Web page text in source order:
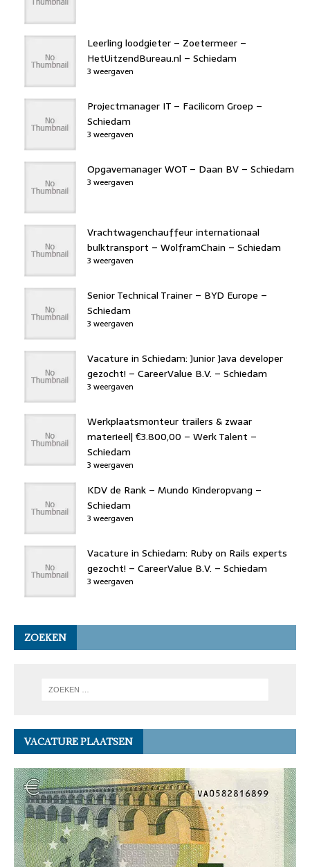
Leerling loodgieter – Zoetermeer –
HetUitzendBureau.nl – Schiedam
3 weergaven
Projectmanager IT – Facilicom Groep –
Schiedam
3 weergaven
Opgavemanager WOT – Daan BV – Schiedam
3 weergaven
Vrachtwagenchauffeur internationaal
bulktransport – WolframChain – Schiedam
3 weergaven
Senior Technical Trainer – BYD Europe –
Schiedam
3 weergaven
Vacature in Schiedam: Junior Java developer
gezocht! – CareerValue B.V. – Schiedam
3 weergaven
Werkplaatsmonteur trailers & zwaar
materieel| €3.800,00 – Werk Talent –
Schiedam
3 weergaven
KDV de Rank – Mundo Kinderopvang –
Schiedam
3 weergaven
Vacature in Schiedam: Ruby on Rails experts
gezocht! – CareerValue B.V. – Schiedam
3 weergaven
ZOEKEN
VACATURE PLAATSEN